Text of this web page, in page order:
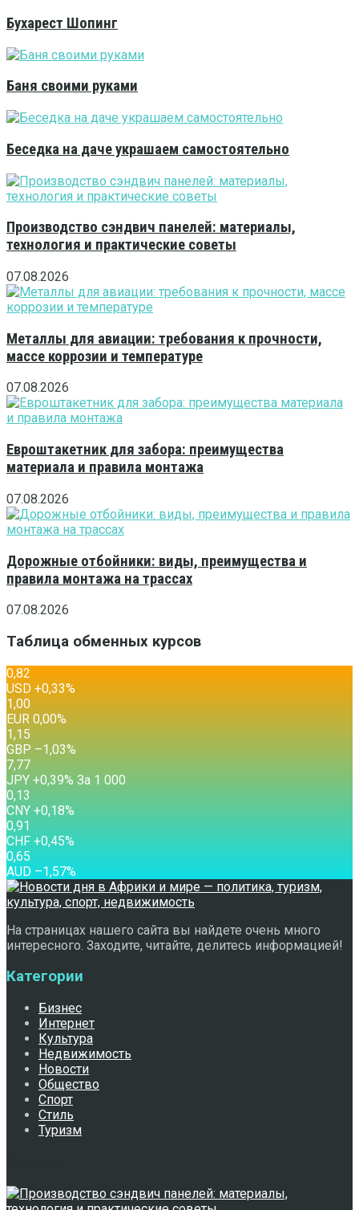
Бухарест Шопинг
Баня своими руками
Беседка на даче украшаем самостоятельно
Производство сэндвич панелей: материалы,
технология и практические советы
07.08.2026
Металлы для авиации: требования к прочности,
массе коррозии и температуре
07.08.2026
Евроштакетник для забора: преимущества
материала и правила монтажа
07.08.2026
Дорожные отбойники: виды, преимущества и
правила монтажа на трассах
07.08.2026
Таблица обменных курсов
0,82
USD +0,33%
1,00
EUR 0,00%
1,15
GBP –1,03%
7,77
JPY +0,39% За 1 000
0,13
CNY +0,18%
0,91
CHF +0,45%
0,65
AUD –1,57%
На страницах нашего сайта вы найдете очень много
интересного. Заходите, читайте, делитесь информацией!
Категории
Бизнес
Интернет
Культура
Недвижимость
Новости
Общество
Спорт
Стиль
Туризм